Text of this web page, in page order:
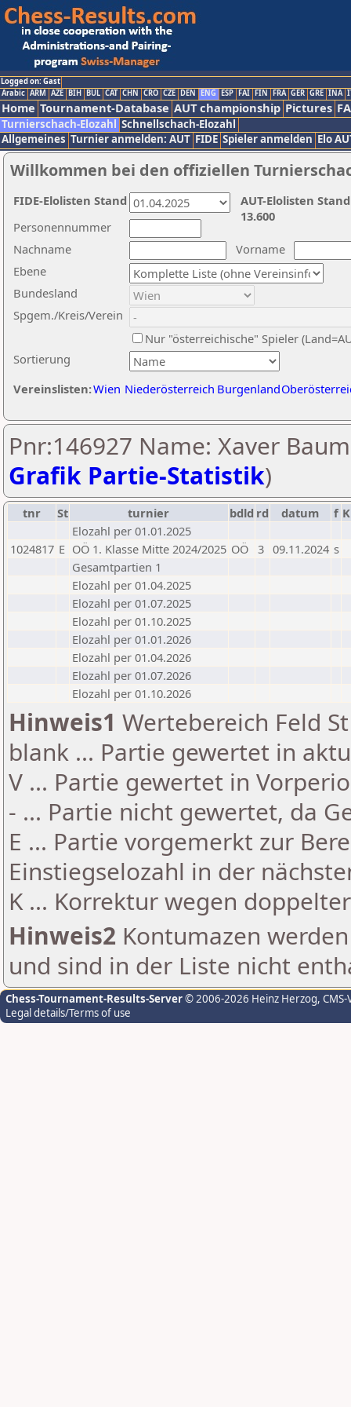
Logged on: Gast
Arabic ARM AZE BIH BUL CAT CHN CRO CZE DEN ENG ESP FAI FIN FRA GER GRE INA
Home Tournament-Database AUT championship Pictures
Turnierschach-Elozahl Schnellschach-Elozahl
Allgemeines Turnier anmelden: AUT FIDE Spieler anmelden Elo
Willkommen bei den offiziellen
Nachname
Vorname
Ebene
Sortierung
Personennummer
Bundesland
Spgem./Kreis/Verein
Nur "österreichische" Spieler
Vereinslisten:Wien Niederösterreich Burgenland
AUT-Elolisten
13.600
FIDE-Elolisten Stand
Pnr:146927 Name: Xaver
Grafik Partie-Statistik)
tnr St turnier bdld rd datum f K
Elozahl per 01.01.2025
1024817 E OÖ 1. Klasse Mitte 2024/2025 OÖ 3 09.11.2024 s
Gesamtpartien 1
Elozahl per 01.04.2025
Elozahl per 01.07.2025
Elozahl per 01.10.2025
Elozahl per 01.01.2026
Elozahl per 01.04.2026
Elozahl per 01.07.2026
Elozahl per 01.10.2026
Hinweis1 Wertebereich Feld
blank ... Partie gewertet in
V ... Partie gewertet in
- ... Partie nicht gewertet, da
E ... Partie vorgemerkt zur
Einstiegselozahl in der
K ... Korrektur wegen
Hinweis2 Kontumazen
und sind in der Liste nicht
Chess-Tournament-Results-Server© 2006-2026 Heinz Herzog,
Legal details/Terms of use